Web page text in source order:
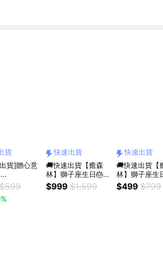
貨
貨]贈心意
】經
列擴香禮
3入.) 生
$599
快速出貨
🚚快速出貨【癒森
林】獅子座生日🎂香
氛雙享禮盒｜30ml
香氛油+擴香花（收
$999 $1,599
快速出貨
🚚快速出貨【
林】獅子座生
「秋日里」擴
香氛油5ml（
$499 $799